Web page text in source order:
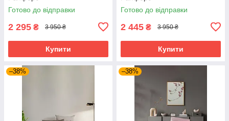
Готово до відправки
2 295 ₴ 3 950 ₴
Купити
Готово до відправки
2 445 ₴ 3 950 ₴
Купити
–38% –38%